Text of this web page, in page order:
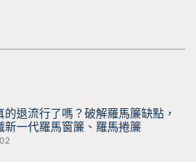
的退流行了嗎？破解羅馬簾缺點，
新一代羅馬窗簾、羅馬捲簾